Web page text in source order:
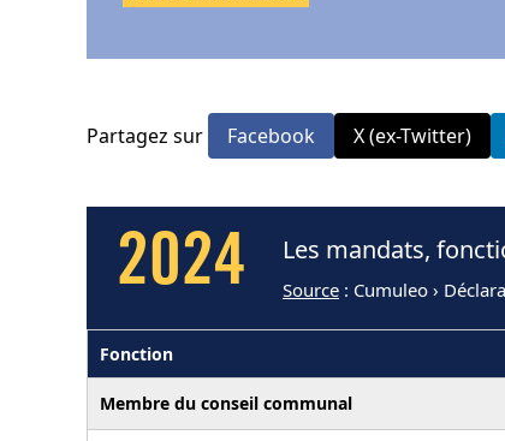
Partagez sur Facebook X (ex-Twitter)
2024 Les mandats,
Source : Cumuleo ›
Fonction
Membre du conseil communal